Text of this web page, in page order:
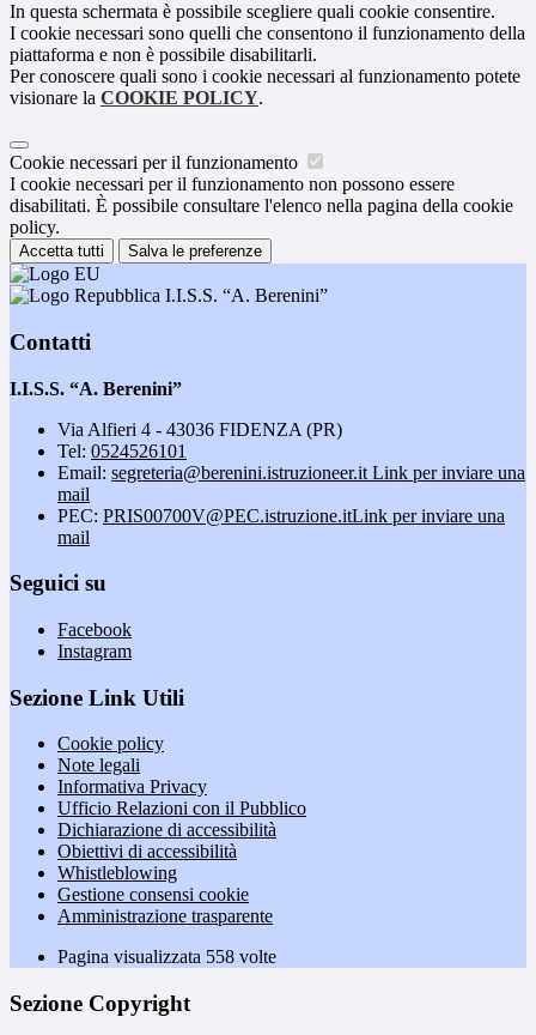
In questa schermata è possibile scegliere quali cookie consentire.
I cookie necessari sono quelli che consentono il funzionamento della
piattaforma e non è possibile disabilitarli.
Per conoscere quali sono i cookie necessari al funzionamento potete
visionare la COOKIE POLICY.
Cookie necessari per il funzionamento
I cookie necessari per il funzionamento non possono essere
disabilitati. È possibile consultare l'elenco nella pagina della cookie
policy.
Accetta tutti Salva le preferenze
I.I.S.S. “A. Berenini”
Contatti
I.I.S.S. “A. Berenini”
Via Alfieri 4 - 43036 FIDENZA (PR)
Tel: 0524526101
Email: segreteria@berenini.istruzioneer.it Link per inviare una
mail
PEC: PRIS00700V@PEC.istruzione.itLink per inviare una
mail
Seguici su
Facebook
Instagram
Sezione Link Utili
Cookie policy
Note legali
Informativa Privacy
Ufficio Relazioni con il Pubblico
Dichiarazione di accessibilità
Obiettivi di accessibilità
Whistleblowing
Gestione consensi cookie
Amministrazione trasparente
Pagina visualizzata 558 volte
Sezione Copyright